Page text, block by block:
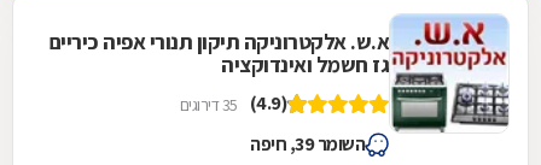
א.ש. אלקטרוניקה תיקון תנורי אפיה כיריים
גז חשמל ואינדוקציה
(4.9) 35 דירוגים
השומר 39, חיפה